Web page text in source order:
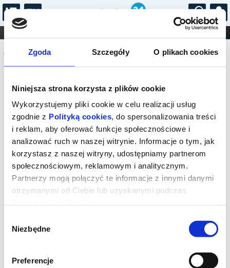
Zgoda Szczegóły O plikach cookies
Niniejsza strona korzysta z plików cookie
Wykorzystujemy pliki cookie w celu realizacji usług
zgodnie z Polityką cookies, do spersonalizowania treści
i reklam, aby oferować funkcje społecznościowe i
analizować ruch w naszej witrynie. Informacje o tym, jak
korzystasz z naszej witryny, udostępniamy partnerom
społecznościowym, reklamowym i analitycznym.
Partnerzy mogą połączyć te informacje z innymi danymi
otrzymanymi od Ciebie lub uzyskanymi podczas
zgody
Niezbędne
Preferencje
...
FILHARMONIA OPERA I BALET
STAND-UP
DLA DZIECI
Komunikat
Sprzedaż biletów on-line na wydarzenie
została zakończona.